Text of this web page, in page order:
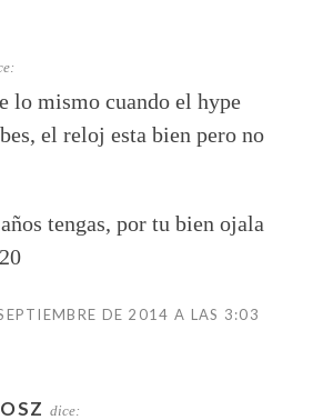
lo mismo cuando el hype
el reloj esta bien pero no
tengas, por tu bien ojala
DE 2014 A LAS 3:03
dice: